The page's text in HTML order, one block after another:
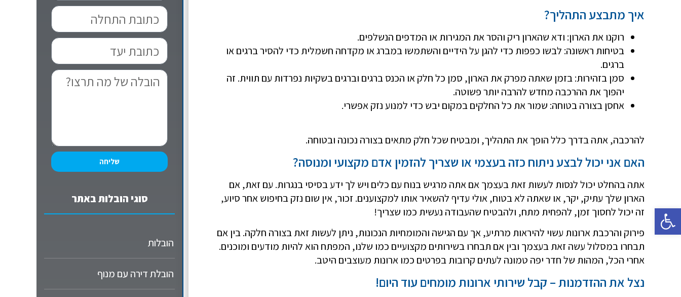
איך מתבצע התהליך?
רוקנו את הארון: ודא שהארון ריק והסר את המגירות או המדפים הנשלפים.
בטיחות ראשונה: לבשו כפפות כדי להגן על הידיים והשתמשו במברג או מקדחה חשמלית כדי להסיר ברגים או
ברגים.
סמן בזהירות: בזמן שאתה מפרק את הארון, סמן כל חלק או הכנס ברגים וברגים בשקיות נפרדות עם תווית. זה
יהפוך את ההרכבה מחדש להרבה יותר פשוטה.
אחסן בצורה בטוחה: שמור את כל החלקים במקום יבש כדי למנוע נזק אפשרי.
להרכבה, אתה בדרך כלל הופך את התהליך, ומבטיח שכל חלק מתאים בצורה נכונה ובטוחה.
האם אני יכול לבצע ניתוח כזה בעצמי או שצריך להזמין אדם מקצועי ומנוסה?
אתה בהחלט יכול לנסות לעשות זאת בעצמך אם אתה מרגיש בנוח עם כלים ויש לך ידע בסיסי בנגרות. עם זאת, אם
הארון שלך עתיק, יקר, או שאתה לא בטוח, אולי עדיף להשאיר אותו למקצוענים. זכור, אין שום נזק בחיפוש אחר סיוע,
זה יכול לחסוך זמן, להפחית מתח, ולהבטיח שהעבודה נעשית כמו שצריך!
פירוק והרכבת ארונות עשוי להיראות מרתיע, אך עם הגישה והמומחיות הנכונות, ניתן לעשות זאת בצורה חלקה. בין אם
תבחרו במסלול עשה זאת בעצמך ובין אם תבחרו בשירותים מקצועיים כמו שלנו, המפתח הוא להיות מודעים ומוכנים.
אחרי הכל, המהות של חדר יפה טמונה לעתים קרובות בפרטים כמו ארונות מעוצבים היטב.
נצל את ההזדמנות – קבל שירותי ארונות מומחים עוד היום!
שליחה
סוגי הובלות באתר
הובלות
הובלת דירה עם מנוף
פתח סרגל נגישות